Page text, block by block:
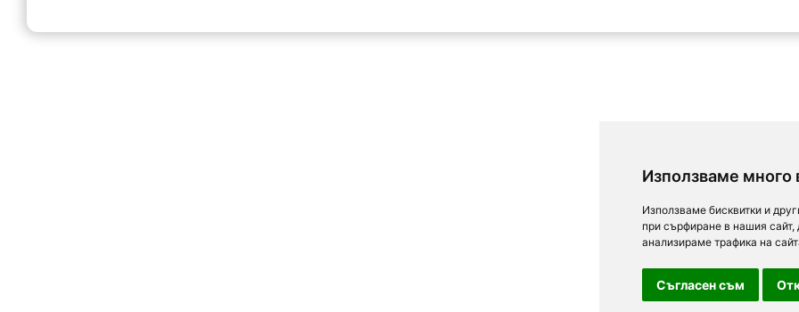
Използваме много
Използваме бисквитки и
при сърфиране в нашия
анализираме трафика на
Съгласен съм